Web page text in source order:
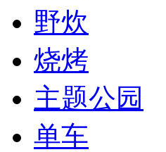
野炊
烧烤
主题公园
单车